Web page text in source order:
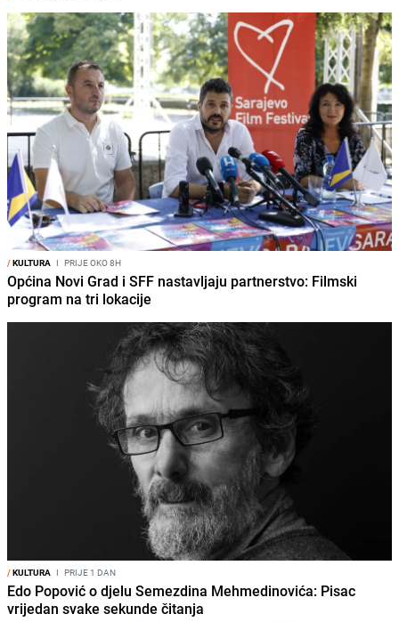
/KULTURA I PRIJE OKO 8H
Općina Novi Grad i SFF nastavljaju partnerstvo: Filmski
program na tri lokacije
/KULTURA I PRIJE 1 DAN
Edo Popović o djelu Semezdina Mehmedinovića: Pisac
vrijedan svake sekunde čitanja